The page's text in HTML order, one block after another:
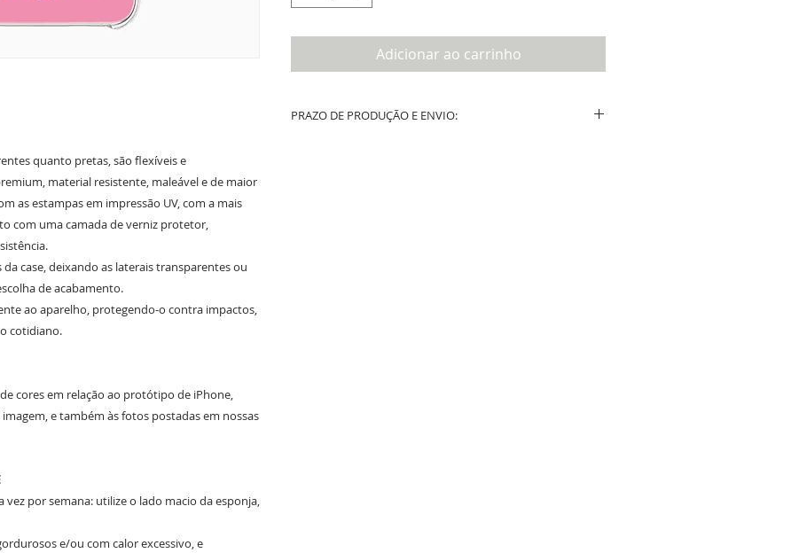
quanto pretas, são flexíveis e
material resistente, maleável e de maior
as estampas em impressão UV, com a mais
com uma camada de verniz protetor,
case, deixando as laterais transparentes ou
de acabamento.
ao aparelho, protegendo-o contra impactos,
cotidiano.
cores em relação ao protótipo de iPhone,
e também às fotos postadas em nossas
vez por semana: utilize o lado macio da esponja,
e/ou com calor excessivo, e
Adicionar ao carrinho
PRAZO DE PRODUÇÃO E ENVIO: